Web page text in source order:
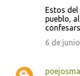
Estos del
pueblo,
6 de